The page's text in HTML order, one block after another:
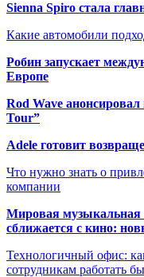
Sienna Spiro стала
Какие автомобили
Робин запускает
Европе
Rod Wave
Tour”
Adele готовит
Что нужно знать о
компании
Мировая музыкальная
сближается с кино:
Технологичный офис:
сотрудникам работать